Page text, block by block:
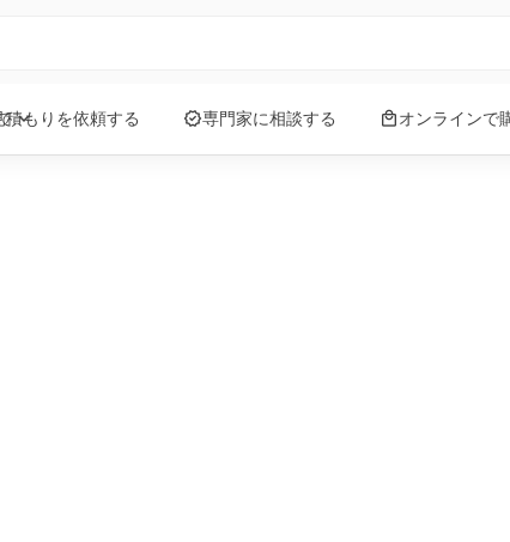
expand_more
積もりを依頼する verified専門家に相談する local_mallオンラインで